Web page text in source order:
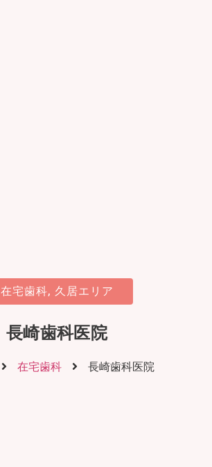
在宅歯科, 久居エリア
長崎歯科医院
在宅歯科 長崎歯科医院